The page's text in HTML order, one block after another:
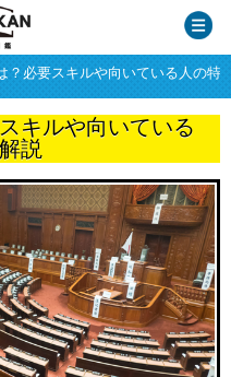
？必要スキルや向いている人の特
キルや向いている
説